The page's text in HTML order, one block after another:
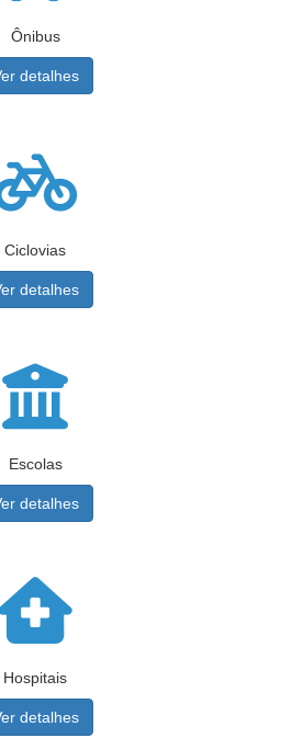
Ônibus
Ver detalhes
Ciclovias
Ver detalhes
Escolas
Ver detalhes
Hospitais
Ver detalhes